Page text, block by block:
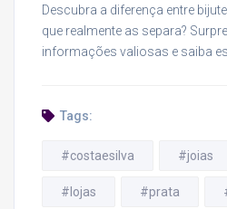
Descubra a diferença entre
que realmente as separa?
informações valiosas e saiba
Tags:
#costaesilva #joias
#lojas #prata